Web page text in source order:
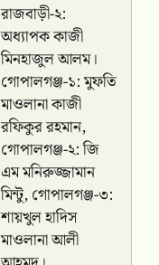
রাজবাড়ী-২:
অধ্যাপক কাজী
মিনহাজুল আলম।
গোপালগঞ্জ-১: মুফতি
মাওলানা কাজী
রফিকুর রহমান,
গোপালগঞ্জ-২: জি
এম মনিরুজ্জামান
মিন্টু, গোপালগঞ্জ-৩:
শায়খুল হাদিস
মাওলানা আলী